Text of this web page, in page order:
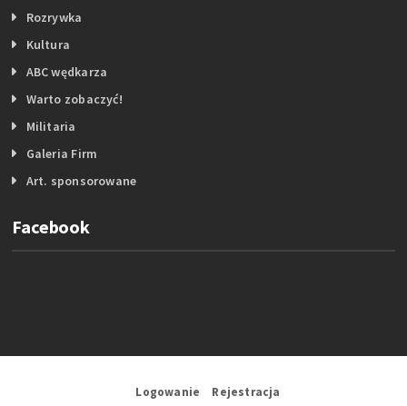
Rozrywka
Kultura
ABC wędkarza
Warto zobaczyć!
Militaria
Galeria Firm
Art. sponsorowane
Facebook
Logowanie Rejestracja